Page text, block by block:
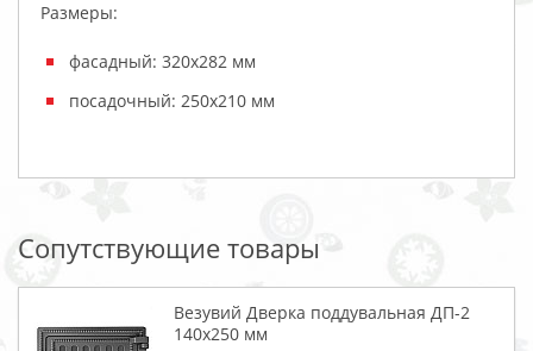
Размеры:
фасадный: 320х282 мм
посадочный: 250х210 мм
Сопутствующие товары
Везувий Дверка поддувальная ДП-2
140x250 мм